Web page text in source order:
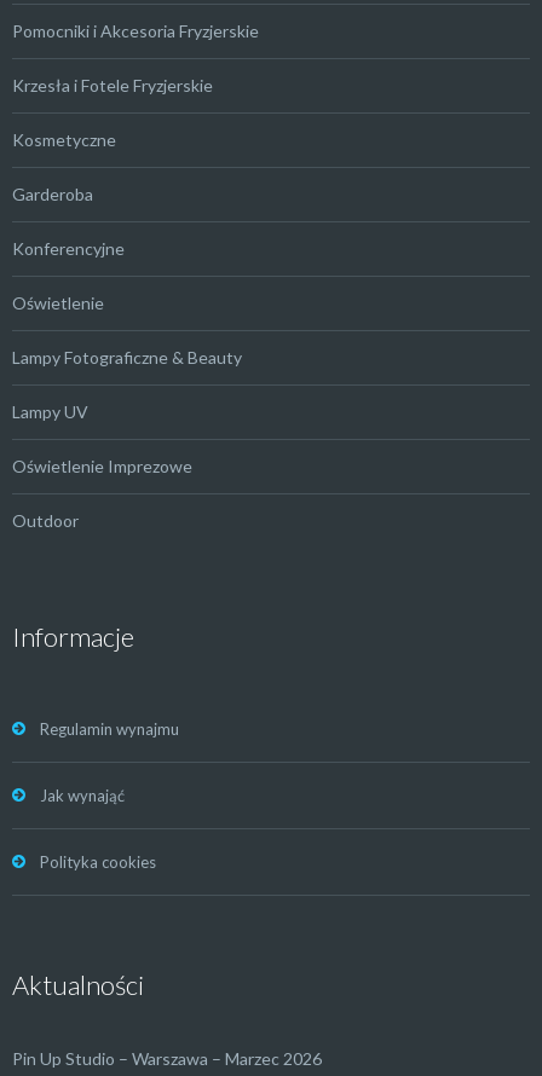
Pomocniki i Akcesoria Fryzjerskie
Krzesła i Fotele Fryzjerskie
Kosmetyczne
Garderoba
Konferencyjne
Oświetlenie
Lampy Fotograficzne & Beauty
Lampy UV
Oświetlenie Imprezowe
Outdoor
Informacje
Regulamin wynajmu
Jak wynająć
Polityka cookies
Aktualności
Pin Up Studio – Warszawa – Marzec 2026